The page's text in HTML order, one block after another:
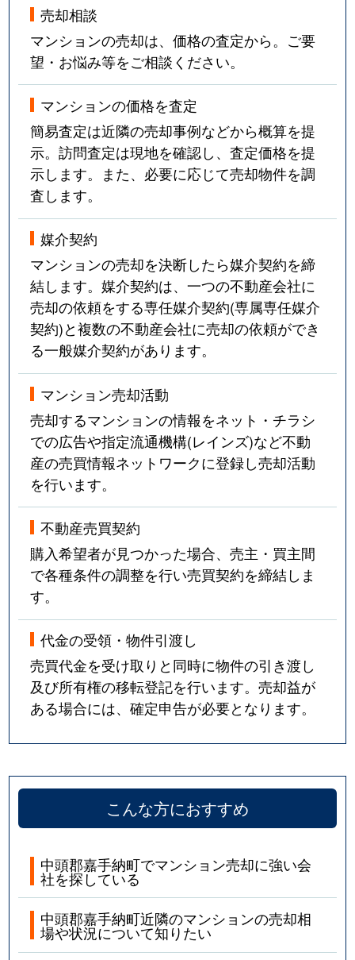
売却相談
マンションの売却は、価格の査定から。ご要
望・お悩み等をご相談ください。
マンションの価格を査定
簡易査定は近隣の売却事例などから概算を提
示。訪問査定は現地を確認し、査定価格を提
示します。また、必要に応じて売却物件を調
査します。
媒介契約
マンションの売却を決断したら媒介契約を締
結します。媒介契約は、一つの不動産会社に
売却の依頼をする専任媒介契約(専属専任媒介
契約)と複数の不動産会社に売却の依頼ができ
る一般媒介契約があります。
マンション売却活動
売却するマンションの情報をネット・チラシ
での広告や指定流通機構(レインズ)など不動
産の売買情報ネットワークに登録し売却活動
を行います。
不動産売買契約
購入希望者が見つかった場合、売主・買主間
で各種条件の調整を行い売買契約を締結しま
す。
代金の受領・物件引渡し
売買代金を受け取りと同時に物件の引き渡し
及び所有権の移転登記を行います。売却益が
ある場合には、確定申告が必要となります。
こんな方におすすめ
中頭郡嘉手納町でマンション売却に強い会
社を探している
中頭郡嘉手納町近隣のマンションの売却相
場や状況について知りたい